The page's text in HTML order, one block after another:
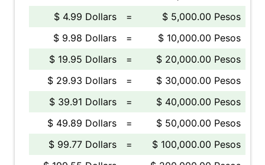
$ 4.99 Dollars
=
$ 5,000.00 Pesos
$ 9.98 Dollars
=
$ 10,000.00 Pesos
$ 19.95 Dollars
=
$ 20,000.00 Pesos
$ 29.93 Dollars
=
$ 30,000.00 Pesos
$ 39.91 Dollars
=
$ 40,000.00 Pesos
$ 49.89 Dollars
=
$ 50,000.00 Pesos
$ 99.77 Dollars
=
$ 100,000.00 Pesos